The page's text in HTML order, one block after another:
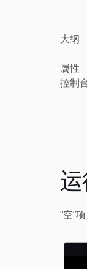
大纲
属性
控制
“空”